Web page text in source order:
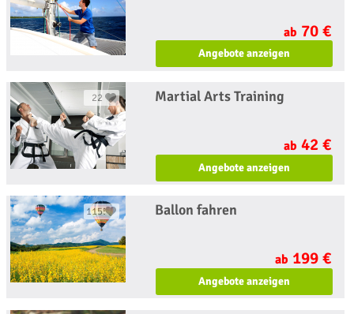
ab 70 €
Angebote anzeigen
22 Martial Arts Training
ab 42 €
Angebote anzeigen
1155 Ballon fahren
ab 199 €
Angebote anzeigen